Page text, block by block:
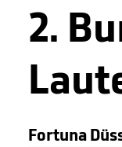
2.
Fortuna